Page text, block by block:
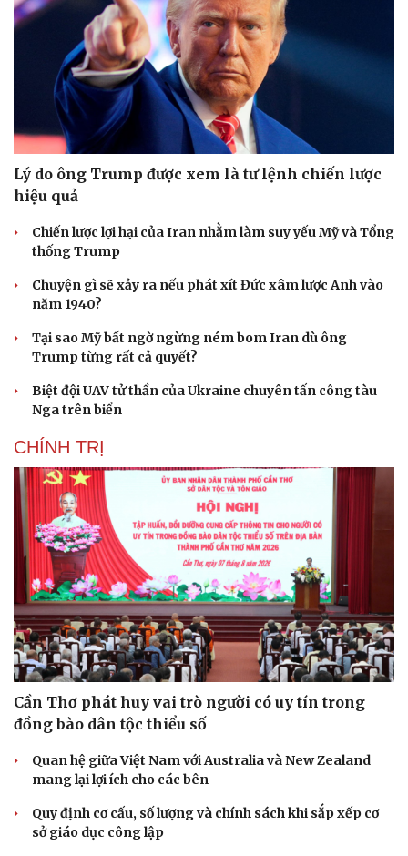
Cải chính
Lý do ông Trump được xem là tư lệnh chiến lược
hiệu quả
Chiến lược lợi hại của Iran nhằm làm suy yếu Mỹ và Tổng
thống Trump
Chuyện gì sẽ xảy ra nếu phát xít Đức xâm lược Anh vào
năm 1940?
Tại sao Mỹ bất ngờ ngừng ném bom Iran dù ông
Trump từng rất cả quyết?
Biệt đội UAV tử thần của Ukraine chuyên tấn công tàu
Nga trên biển
CHÍNH TRỊ
Cần Thơ phát huy vai trò người có uy tín trong
đồng bào dân tộc thiểu số
Quan hệ giữa Việt Nam với Australia và New Zealand
mang lại lợi ích cho các bên
Quy định cơ cấu, số lượng và chính sách khi sắp xếp cơ
sở giáo dục công lập